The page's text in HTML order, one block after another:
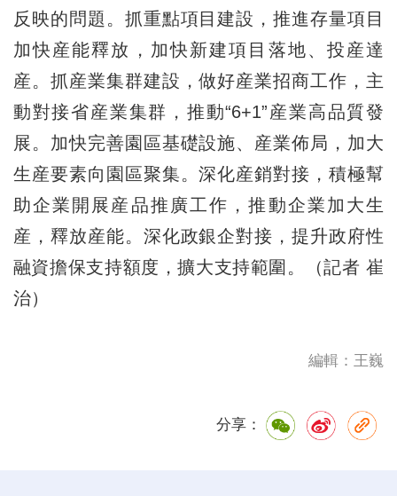
反映的問題。抓重點項目建設，推進存量項目
加快産能釋放，加快新建項目落地、投産達
産。抓産業集群建設，做好産業招商工作，主
動對接省産業集群，推動“6+1”産業高品質發
展。加快完善園區基礎設施、産業佈局，加大
生産要素向園區聚集。深化産銷對接，積極幫
助企業開展産品推廣工作，推動企業加大生
産，釋放産能。深化政銀企對接，提升政府性
融資擔保支持額度，擴大支持範圍。（記者 崔
治）
編輯：王巍
分享：